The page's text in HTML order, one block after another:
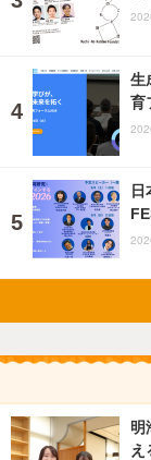
生
育
明
え